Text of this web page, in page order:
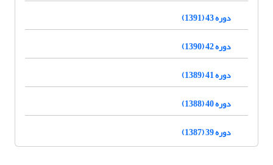
دوره 43 (1391)
دوره 42 (1390)
دوره 41 (1389)
دوره 40 (1388)
دوره 39 (1387)